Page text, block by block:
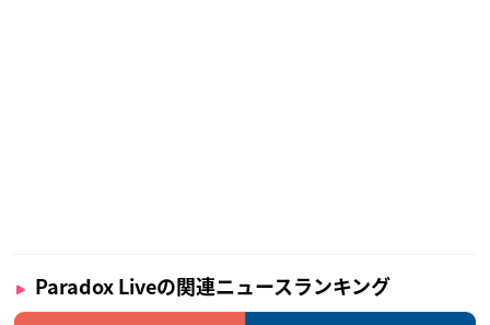
Paradox Liveの関連ニュースランキング